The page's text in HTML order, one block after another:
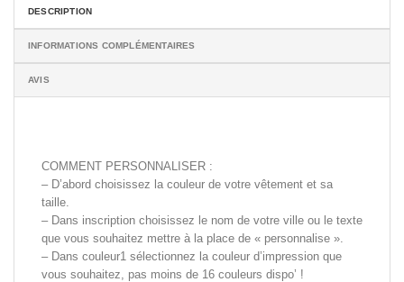
DESCRIPTION
INFORMATIONS COMPLÉMENTAIRES
AVIS
COMMENT PERSONNALISER :
– D’abord choisissez la couleur de votre vêtement et sa
taille.
– Dans inscription choisissez le nom de votre ville ou le texte
que vous souhaitez mettre à la place de « personnalise ».
– Dans couleur1 sélectionnez la couleur d’impression que
vous souhaitez, pas moins de 16 couleurs dispo’ !